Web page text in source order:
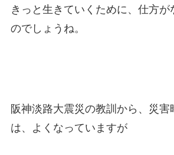
きっと生きていくために、仕方が
のでしょうね。
阪神淡路大震災の教訓から、災害
は、よくなっていますが